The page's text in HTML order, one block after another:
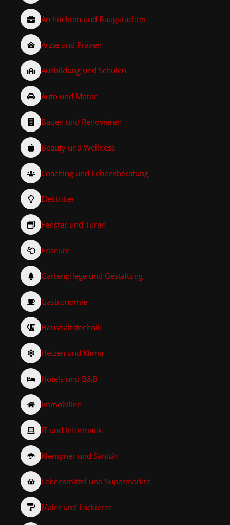
Architekten und Baugutachter
Ärzte und Praxen
Ausbildung und Schulen
Auto und Motor
Bauen und Renovieren
Beauty und Wellness
Coaching und Lebensberatung
Elektriker
Fenster und Türen
Friseure
Gartenpflege und Gestaltung
Gastronomie
Haushaltstechnik
Heizen und Klima
Hotels und B&B
Immobilien
IT und Informatik
Klempner und Sanitär
Lebensmittel und Supermärkte
Maler und Lackierer